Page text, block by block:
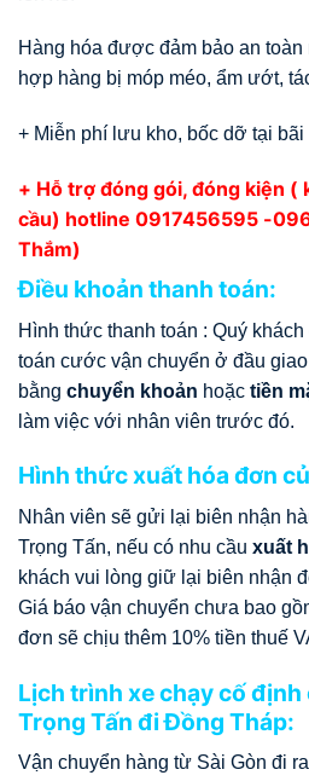
Hàng hóa được đảm bảo an
hợp hàng bị móp méo, ẩm ướt,
+ Miễn phí lưu kho, bốc dỡ tại bãi
+ Hỗ trợ đóng gói, đóng kiện (
cầu) hotline 0917456595 -
Thắm)
Điều khoản thanh toán:
Hình thức thanh toán : Quý
toán cước vận chuyển ở đầu
bằng chuyển khoản hoặc tiền
làm việc với nhân viên trước đó.
Hình thức xuất hóa đơn
Nhân viên sẽ gửi lại biên nhận
Trọng Tấn, nếu có nhu cầu xuất
khách vui lòng giữ lại biên nhận
Giá báo vận chuyển chưa bao
đơn sẽ chịu thêm 10% tiền thuế
Lịch trình xe chạy cố định
Trọng Tấn đi Đồng Tháp:
Vận chuyển hàng từ Sài Gòn đi